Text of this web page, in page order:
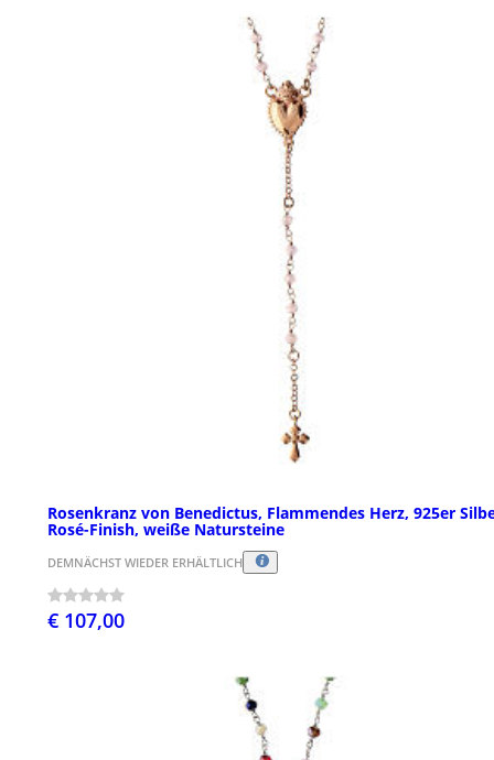
Rosenkranz von Benedictus, Flammendes Herz, 925er
Rosé-Finish, weiße Natursteine
DEMNÄCHST WIEDER ERHÄLTLICH
€ 107,00